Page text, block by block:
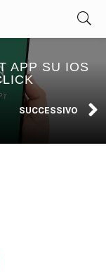
APP SU IOS
SUCCESSIVO